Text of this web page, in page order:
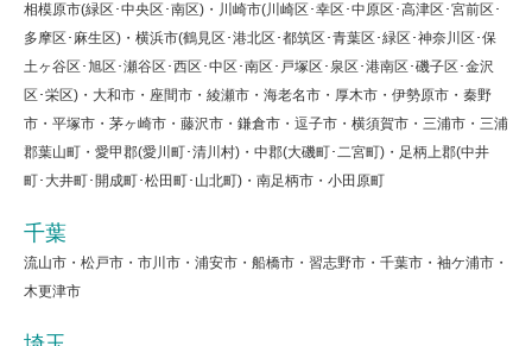
相模原市(緑区･中央区･南区)・川崎市(川崎区･幸区･中原区･高津区･宮前区･
多摩区･麻生区)・横浜市(鶴見区･港北区･都筑区･青葉区･緑区･神奈川区･保
土ヶ谷区･旭区･瀬谷区･西区･中区･南区･戸塚区･泉区･港南区･磯子区･金沢
区･栄区)・大和市・座間市・綾瀬市・海老名市・厚木市・伊勢原市・秦野
市・平塚市・茅ヶ崎市・藤沢市・鎌倉市・逗子市・横須賀市・三浦市・三浦
郡葉山町・愛甲郡(愛川町･清川村)・中郡(大磯町･二宮町)・足柄上郡(中井
町･大井町･開成町･松田町･山北町)・南足柄市・小田原町
千葉
流山市・松戸市・市川市・浦安市・船橋市・習志野市・千葉市・袖ケ浦市・
木更津市